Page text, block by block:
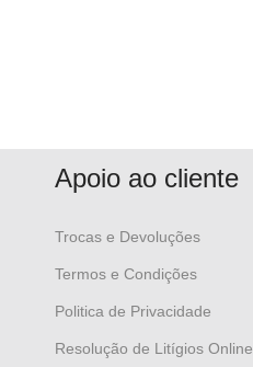
Apoio ao cliente
Trocas e Devoluções
Termos e Condições
Politica de Privacidade
Resolução de Litígios Online